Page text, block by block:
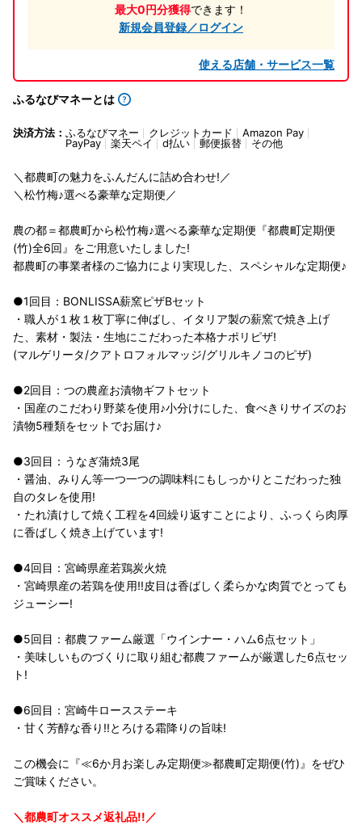
最大0円分獲得できます！
新規会員登録／ログイン
使える店舗・サービス一覧
ふるなびマネーとは
決済方法： ふるなびマネー クレジットカード
Amazon Pay
PayPay
楽天ペイ d払い 郵便振替 その他
＼都農町の魅力をふんだんに詰め合わせ!／
＼松竹梅♪選べる豪華な定期便／
農の都＝都農町から松竹梅♪選べる豪華な定期便『都農町定期便
(竹)全6回』をご用意いたしました!
都農町の事業者様のご協力により実現した、スペシャルな定期便♪
●1回目：BONLISSA薪窯ピザBセット
・職人が１枚１枚丁寧に伸ばし、イタリア製の薪窯で焼き上げ
た、素材・製法・生地にこだわった本格ナポリピザ!
(マルゲリータ/クアトロフォルマッジ/グリルキノコのピザ)
●2回目：つの農産お漬物ギフトセット
・国産のこだわり野菜を使用♪小分けにした、食べきりサイズのお
漬物5種類をセットでお届け♪
●3回目：うなぎ蒲焼3尾
・醤油、みりん等一つ一つの調味料にもしっかりとこだわった独
自のタレを使用!
・たれ漬けして焼く工程を4回繰り返すことにより、ふっくら肉厚
に香ばしく焼き上げています!
●4回目：宮崎県産若鶏炭火焼
・宮崎県産の若鶏を使用!!皮目は香ばしく柔らかな肉質でとっても
ジューシー!
●5回目：都農ファーム厳選「ウインナー・ハム6点セット」
・美味しいものづくりに取り組む都農ファームが厳選した6点セッ
ト!
●6回目：宮崎牛ロースステーキ
・甘く芳醇な香り!!とろける霜降りの旨味!
この機会に『≪6か月お楽しみ定期便≫都農町定期便(竹)』をぜひ
ご賞味ください。
＼都農町オススメ返礼品!!／